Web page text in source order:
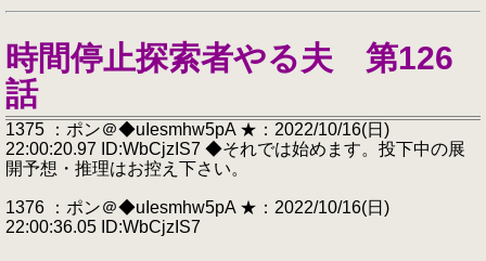
時間停止探索者やる夫 第126
話
1375 ：ポン＠◆uIesmhw5pA ★：2022/10/16(日)
22:00:20.97 ID:WbCjzIS7 ◆それでは始めます。投下中の展
開予想・推理はお控え下さい。
1376 ：ポン＠◆uIesmhw5pA ★：2022/10/16(日)
22:00:36.05 ID:WbCjzIS7